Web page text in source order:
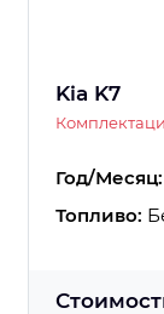
Kia K7
Год/Месяц:
Топливо: